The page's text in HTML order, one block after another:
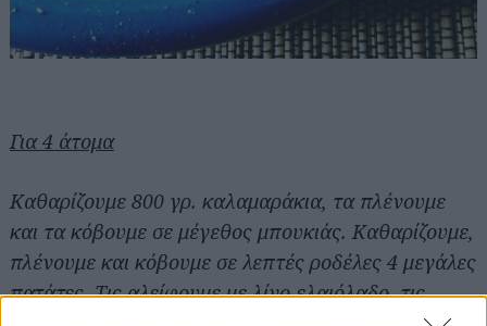
Για 4 άτομα
Καθαρίζουμε 800 γρ. καλαμαράκια, τα πλένουμε
και τα κόβουμε σε μέγεθος μπουκιάς. Καθαρίζουμε,
πλένουμε και κόβουμε σε λεπτές ροδέλες 4 μεγάλες
πατάτες. Τις αλείφουμε με λίγο ελαιόλαδο, τις